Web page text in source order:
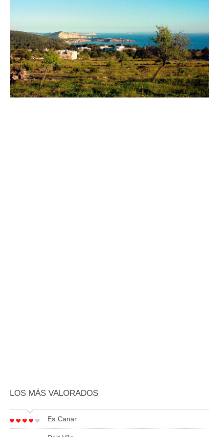
LOS MÁS VALORADOS
Es Canar